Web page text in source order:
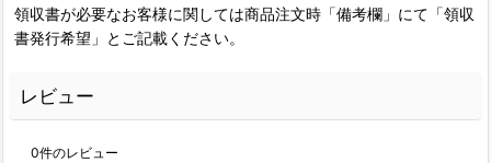
領収書が必要なお客様に関しては商品注文時「備考欄」にて「領収
書発行希望」とご記載ください。
レビュー
0件のレビュー